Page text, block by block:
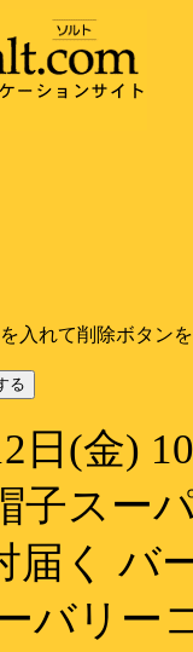
入れて削除ボタン
る
日(金)
子スー
届く バ
バリー